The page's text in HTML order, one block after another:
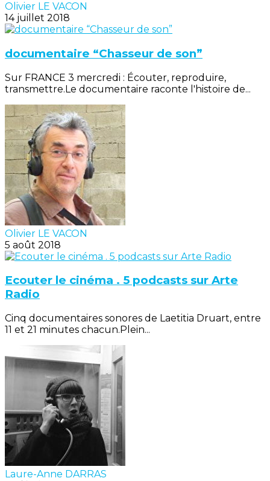
Olivier LE VACON
14 juillet 2018
documentaire “Chasseur de son”
Sur FRANCE 3 mercredi : Écouter, reproduire,
transmettre.Le documentaire raconte l'histoire de...
Olivier LE VACON
5 août 2018
Ecouter le cinéma . 5 podcasts sur Arte
Radio
Cinq documentaires sonores de Laetitia Druart, entre
11 et 21 minutes chacun.Plein...
Laure-Anne DARRAS